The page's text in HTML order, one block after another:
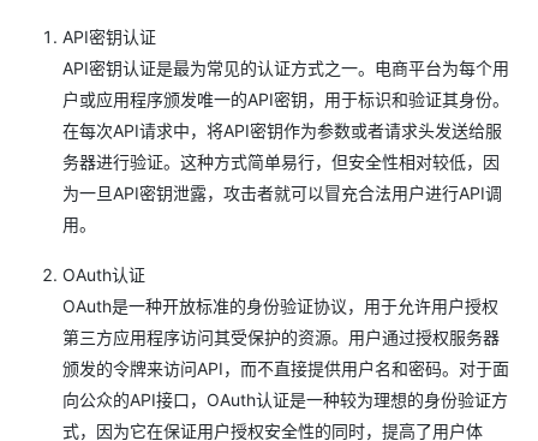
API密钥认证
API密钥认证是最为常见的认证方式之一。电商平台为每个用
户或应用程序颁发唯一的API密钥，用于标识和验证其身份。
在每次API请求中，将API密钥作为参数或者请求头发送给服
务器进行验证。这种方式简单易行，但安全性相对较低，因
为一旦API密钥泄露，攻击者就可以冒充合法用户进行API调
用。
OAuth认证
OAuth是一种开放标准的身份验证协议，用于允许用户授权
第三方应用程序访问其受保护的资源。用户通过授权服务器
颁发的令牌来访问API，而不直接提供用户名和密码。对于面
向公众的API接口，OAuth认证是一种较为理想的身份验证方
式，因为它在保证用户授权安全性的同时，提高了用户体